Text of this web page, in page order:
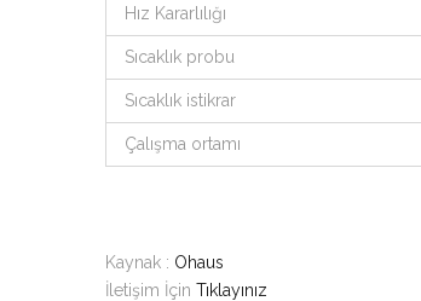
Hız Kararlılığı
Sıcaklık probu
Sıcaklık istikrar
Çalışma ortamı
Kaynak : Ohaus
İletişim İçin Tıklayınız